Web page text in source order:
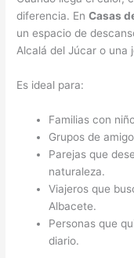
diferencia. EnCasas
un espacio de
Alcalá del Júcar o una
Es ideal para:
Familias con
Grupos de
Parejas que
naturaleza.
Viajeros que
Albacete.
Personas que
diario.